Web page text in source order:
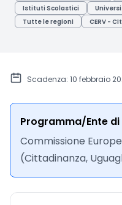
Istituti Scolastici
Tutte le regioni
CERV -
Scadenza: 10 febbraio
Programma/Ente
Commissione
(Cittadinanza,